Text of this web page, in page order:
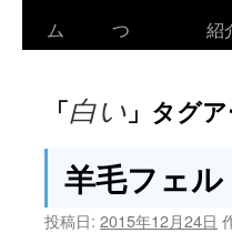
ム
つ
紹
「白い 」タグ
羊毛フェ
投稿日: 2015年12月24日